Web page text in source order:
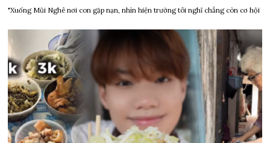
"Xuống Mũi Nghê nơi con gặp nạn, nhìn hiện trường tôi nghĩ chẳng còn cơ hội